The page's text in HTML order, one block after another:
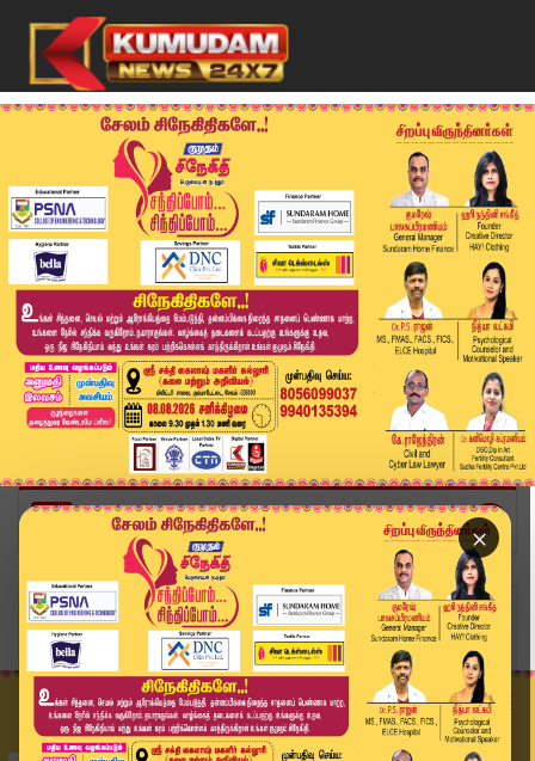
×
Home
வீடியோ ஸ்டோரி
முதல்வர் குறித்து அவதூறாக பேசிய அனிதா ராதாகிருஷ...